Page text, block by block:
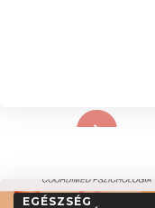
EGÉSZSÉG